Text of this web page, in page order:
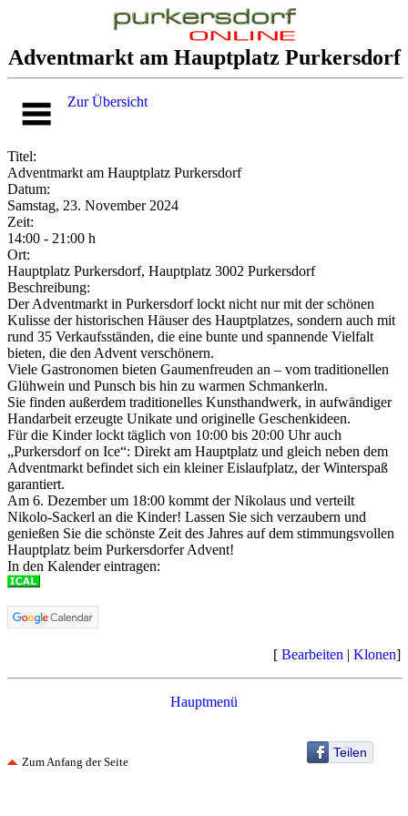
Adventmarkt am Hauptplatz Purkersdorf
Zur Übersicht
Titel:
Adventmarkt am Hauptplatz Purkersdorf
Datum:
Samstag, 23. November 2024
Zeit:
14:00 - 21:00 h
Ort:
Hauptplatz Purkersdorf, Hauptplatz 3002 Purkersdorf
Beschreibung:
Der Adventmarkt in Purkersdorf lockt nicht nur mit der schönen
Kulisse der historischen Häuser des Hauptplatzes, sondern auch mit
rund 35 Verkaufsständen, die eine bunte und spannende Vielfalt
bieten, die den Advent verschönern.
Viele Gastronomen bieten Gaumenfreuden an – vom traditionellen
Glühwein und Punsch bis hin zu warmen Schmankerln.
Sie finden außerdem traditionelles Kunsthandwerk, in aufwändiger
Handarbeit erzeugte Unikate und originelle Geschenkideen.
Für die Kinder lockt täglich von 10:00 bis 20:00 Uhr auch
„Purkersdorf on Ice“: Direkt am Hauptplatz und gleich neben dem
Adventmarkt befindet sich ein kleiner Eislaufplatz, der Winterspaß
garantiert.
Am 6. Dezember um 18:00 kommt der Nikolaus und verteilt
Nikolo-Sackerl an die Kinder! Lassen Sie sich verzaubern und
genießen Sie die schönste Zeit des Jahres auf dem stimmungsvollen
Hauptplatz beim Purkersdorfer Advent!
In den Kalender eintragen:
[ Bearbeiten | Klonen]
Hauptmenü
Teilen
Zum Anfang der Seite